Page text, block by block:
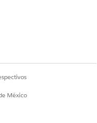
México